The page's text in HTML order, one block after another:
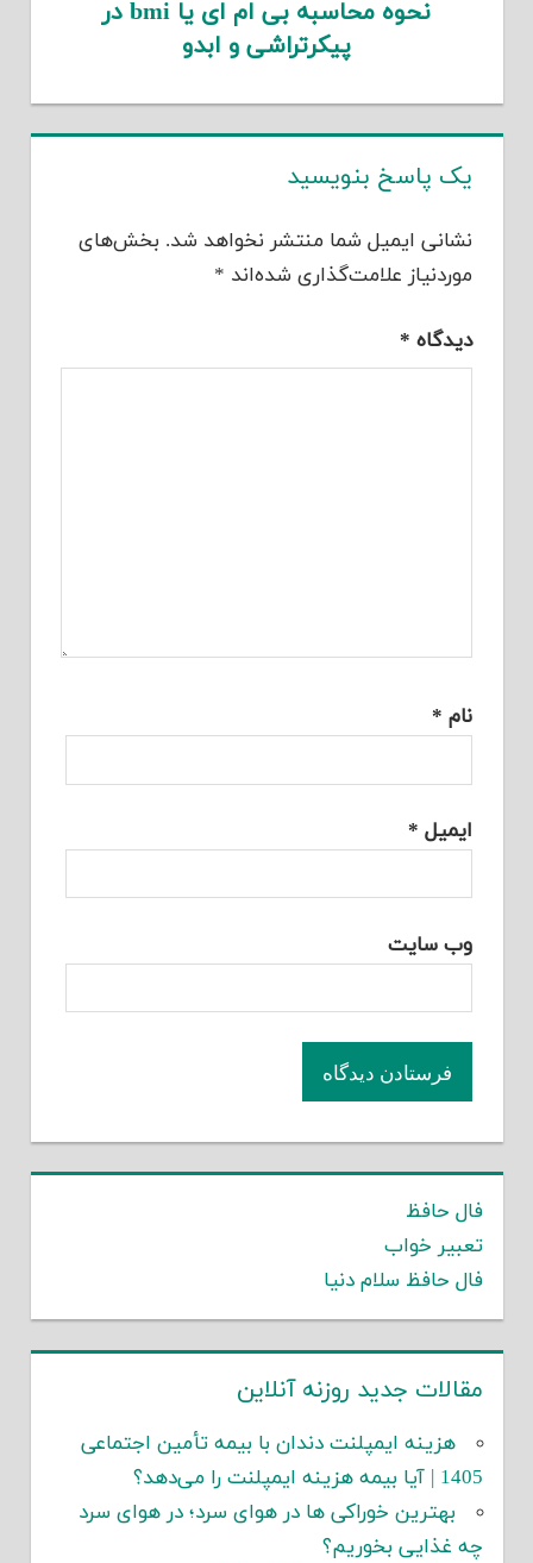
نحوه محاسبه بی ام ای یا bmi در
پیکرتراشی و ابدو
یک پاسخ بنویسید
نشانی ایمیل شما منتشر نخواهد شد. بخش‌های
موردنیاز علامت‌گذاری شده‌اند *
دیدگاه *
نام *
ایمیل *
وب‌ سایت
فال حافظ
تعبیر خواب
فال حافظ سلام دنیا
مقالات جدید روزنه آنلاین
هزینه ایمپلنت دندان با بیمه تأمین اجتماعی
1405 | آیا بیمه هزینه ایمپلنت را می‌دهد؟
بهترین خوراکی ها در هوای سرد؛ در هوای سرد
چه غذایی بخوریم؟